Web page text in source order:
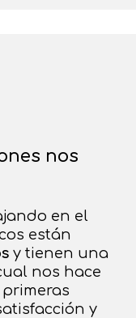
nos
en el
están
y tienen una
nos hace
y